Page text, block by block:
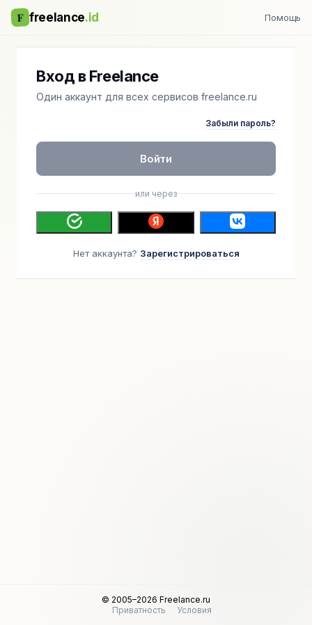
F freelance.id Помощь
Вход в Freelance
Один аккаунт для всех сервисов freelance.ru
Забыли пароль?
Войти
или через
Нет аккаунта? Зарегистрироваться
© 2005–2026 Freelance.ru
Приватность
Условия